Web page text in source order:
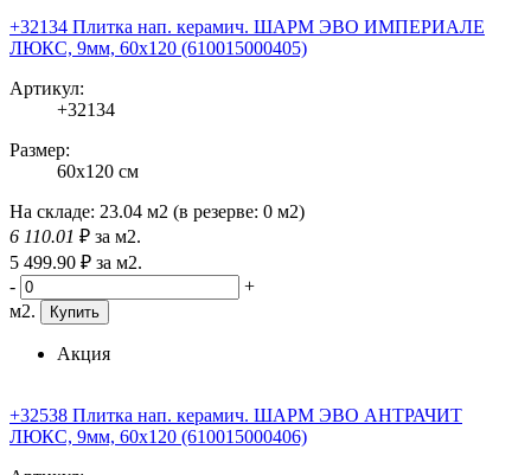
+32134 Плитка нап. керамич. ШАРМ ЭВО ИМПЕРИАЛЕ
ЛЮКС, 9мм, 60x120 (610015000405)
Артикул:
+32134
Размер:
60x120 см
На складе: 23.04 м2 (в резерве: 0 м2)
6 110.01 ₽ за м2.
5 499.90 ₽ за м2.
-
+
м2.
Купить
Акция
+32538 Плитка нап. керамич. ШАРМ ЭВО АНТРАЧИТ
ЛЮКС, 9мм, 60x120 (610015000406)